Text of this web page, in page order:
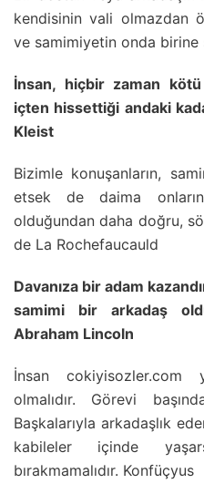
kendisinin vali olmazdan
ve samimiyetin onda birine
İnsan, hiçbir zaman
içten hissettiği andaki
Kleist
Bizimle konuşanların,
etsek de daima
olduğundan daha doğru,
de La Rochefaucauld
Davanıza bir adam
samimi bir arkadaş
Abraham Lincoln
İnsan cokiyisozler.com
olmalıdır. Görevi
Başkalarıyla arkadaşlık
kabileler içinde
bırakmamalıdır. Konfüçyus